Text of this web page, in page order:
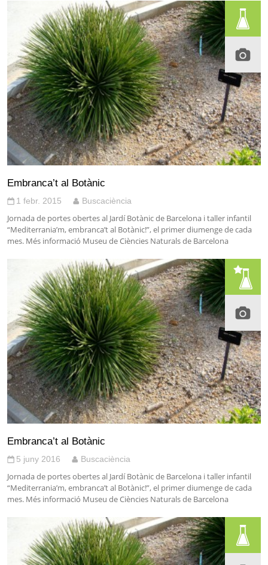
Embranca’t al Botànic
1 febr. 2015 Buscaciència
Jornada de portes obertes al Jardí Botànic de Barcelona i taller infantil
“Mediterrania’m, embranca’t al Botànic!”, el primer diumenge de cada
mes. Més informació Museu de Ciències Naturals de Barcelona
Embranca’t al Botànic
5 juny 2016 Buscaciència
Jornada de portes obertes al Jardí Botànic de Barcelona i taller infantil
“Mediterrania’m, embranca’t al Botànic!”, el primer diumenge de cada
mes. Més informació Museu de Ciències Naturals de Barcelona